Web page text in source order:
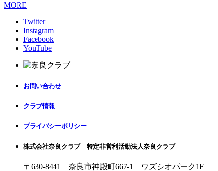
MORE
Twitter
Instagram
Facebook
YouTube
お問い合わせ
クラブ情報
プライバシーポリシー
株式会社奈良クラブ 特定非営利活動法人奈良クラブ
〒630-8441 奈良市神殿町667-1
ウズシオパーク1F